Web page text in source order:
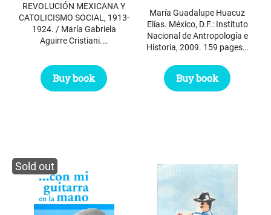
REVOLUCIÓN MEXICANA Y
CATOLICISMO SOCIAL, 1913-
1924. / María Gabriela
Aguirre Cristiani.…
Buy book
María Guadalupe Huacuz
Elías. México, D.F.: Instituto
Nacional de Antropología e
Historia, 2009. 159 pages…
Buy book
Sold out